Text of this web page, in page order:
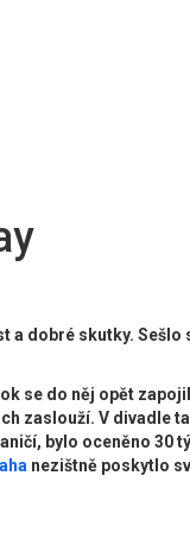
dobré skutky.
se do něj opět
zaslouží. V divadle
bylo oceněno 30
nezištně poskytlo